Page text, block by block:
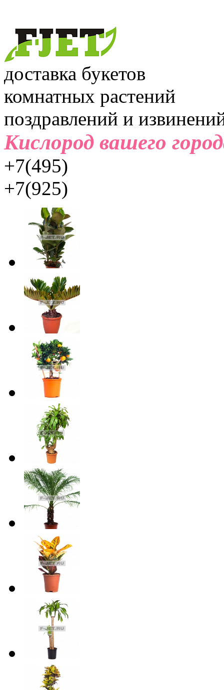
доставка букетов
комнатных растений
поздравлений и
Кислород вашего
+7(495)
+7(925)